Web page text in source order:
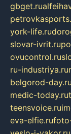
gbget.ru
york-life.ru
slovar-ivrit.ru
ovucontrol.ru
ru-industriya.ru
belgorod-day.ru
medic-today.ru
teensvoice.ru
eva-elfie.ru